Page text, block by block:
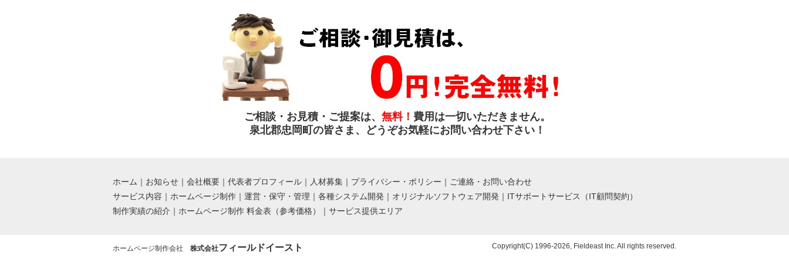
ご相談・お見積・ご提案は、 無料！ 費用は一切いただきません。
泉北郡忠岡町の皆さま、どうぞお気軽にお問い合わせ下さい！
ホーム ｜ お知らせ ｜ 会社概要 ｜ 代表者プロフィール ｜ 人材募集 ｜ プライバシー・ポリシー ｜ ご連絡・お問い合わせ
サービス内容 ｜ ホームページ制作 ｜ 運営・保守・管理 ｜ 各種システム開発 ｜ オリジナルソフトウェア開発 ｜ ITサポートサービス（IT顧問契約）
制作実績の紹介 ｜ ホームページ制作 料金表（参考価格） ｜ サービス提供エリア
ホームページ制作会社 株式会社フィールドイースト Copyright(C) 1996-2026, Fieldeast Inc. All rights reserved.